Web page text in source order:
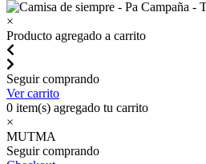
×
Producto agregado a carrito
Seguir comprando
Ver carrito
0 item(s) agregado tu carrito
×
MUTMA
Seguir comprando